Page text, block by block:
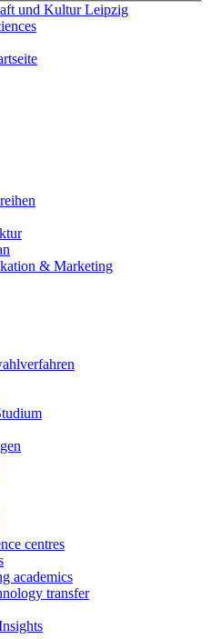
und Kultur Leipzig
& Marketing
centres
academics
transfer